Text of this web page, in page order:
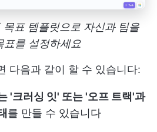
표 템플릿으로 자신과 팀을
표를 설정하세요
다음과 같이 할 수 있습니다:
'크러싱 잇' 또는 '오프 트랙'과
를 만들 수 있습니다